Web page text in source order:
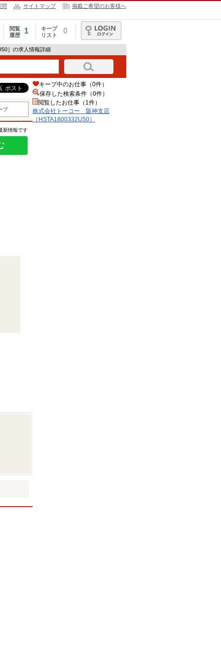
問 サイトマップ 掲載ご希望のお客様へ
閲覧
履歴
1
キープ
リスト
0
ログイン
］の求人情報詳細
プ
新情報です
キープ中のお仕事（0件）
保存した検索条件（0件）
閲覧したお仕事（1件）
株式会社トーコー 阪神支店
［HSTA1800332U50］